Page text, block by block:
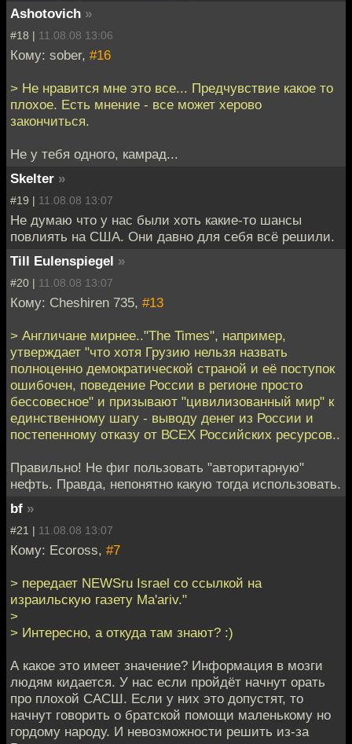
Ashotovich »
#18 | 11.08.08 13:06
Кому: sober, #16
> Не нравится мне это все... Предчувствие какое то
плохое. Есть мнение - все может херово
закончиться.
Не у тебя одного, камрад...
Skelter »
#19 | 11.08.08 13:07
Не думаю что у нас были хоть какие-то шансы
повлиять на США. Они давно для себя всё решили.
Till Eulenspiegel »
#20 | 11.08.08 13:07
Кому: Cheshiren 735, #13
> Англичане мирнее.."The Times", например,
утверждает "что хотя Грузию нельзя назвать
полноценно демократической страной и её поступок
ошибочен, поведение России в регионе просто
бессовесное" и призывают "цивилизованный мир" к
единственному шагу - выводу денег из России и
постепенному отказу от ВСЕХ Российских ресурсов..
Правильно! Не фиг пользовать "авторитарную"
нефть. Правда, непонятно какую тогда использовать.
bf »
#21 | 11.08.08 13:07
Кому: Ecoross, #7
> передает NEWSru Israel со ссылкой на
израильскую газету Ma'ariv."
>
> Интересно, а откуда там знают? :)
А какое это имеет значение? Информация в мозги
людям кидается. У нас если пройдёт начнут орать
про плохой САСШ. Если у них это допустят, то
начнут говорить о братской помощи маленькому но
гордому народу. И невозможности решить из-за